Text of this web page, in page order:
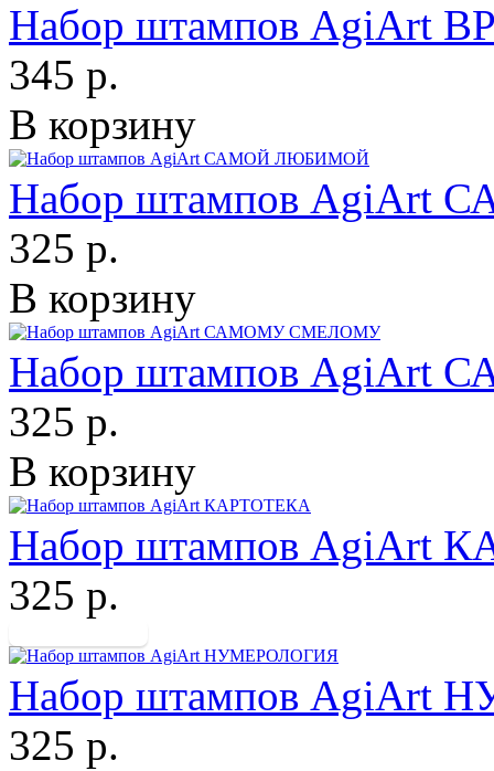
Набор штампов
345 р.
В корзину
Набор штампов
325 р.
В корзину
Набор штампов
325 р.
В корзину
Набор штампов AgiArt
325 р.
Набор штампов AgiArt
325 р.